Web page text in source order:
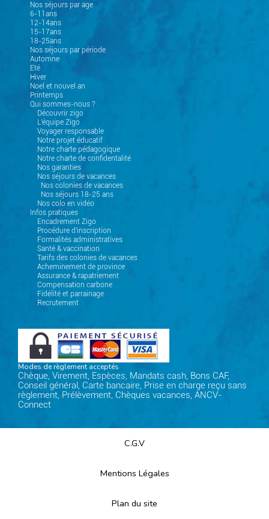
Nos séjours par age
6-11ans
12-14ans
15-17ans
18-25ans
Nos séjours par période
Automne
Eté
Hiver
Noel et nouvel an
Printemps
Qui sommes-nous ?
Découvrir zigo
L'équipe Zigo
Voyager responsable
Notre projet éducatif
Notre charte pédagogique
Notre charte de confidentalité
Nos garanties
Nos séjours de vacances
Nos colonies de vacances
Nos séjours 18-25 ans
Nos colo en vidéo
Infos pratiques
Encadrement Zigo
Procédure d'inscription
Formalités administratives
Santé & vaccination
Tarifs des colonies de vacances
Acheminement de province
Assurance & rapatriement
Compensation carbone
Fidélité et parrainage
Recrutement
Modes de règlement acceptés
Chèque, Virement, Espèces, Mandats cash, Bons CAF,
Conseil général, Carte bancaire, Prise en charge reçu sans
règlement, Prélèvement, Chèques vacances, ANCV-
Connect
C.G.V
Mentions Légales
Plan du site